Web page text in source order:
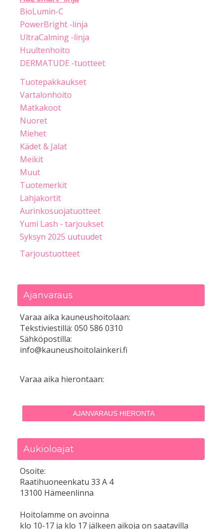
BioLumin-C
PowerBright -linja
UltraCalming -linja
Huultenhoito
DERMATUDE -tuotteet
Tuotepakkaukset
Vartalonhoito
Matkakoot
Nuoret
Miehet
Kädet & Jalat
Meikit
Muut
Tuotemerkit
Lahjakortit
Aurinkosuojatuotteet
Yumi Lash - tarjoukset
Syksyn 2025 uutuudet
Tarjoustuotteet
Ajanvaraus
Varaa aika kauneushoitolaan:
Tekstiviestillä: 050 586 0310
Sähköpostilla:
info@kauneushoitolainkeri.fi
Varaa aika hierontaan:
AJANVARAUS HIERONTA
Aukioloajat
Osoite:
Raatihuoneenkatu 33 A 4
13100 Hämeenlinna
Hoitolamme on avoinna
klo 10-17 ja klo 17 jälkeen aikoja on saatavilla